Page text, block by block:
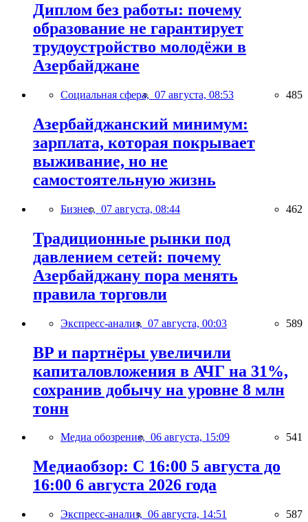
Диплом без работы: почему
образование не гарантирует
трудоустройство молодёжи в
Азербайджане
Социальная сфера, 07 августа, 08:53 485
Азербайджанский минимум:
зарплата, которая покрывает
выживание, но не
самостоятельную жизнь
Бизнес, 07 августа, 08:44 462
Традиционные рынки под
давлением сетей: почему
Азербайджану пора менять
правила торговли
Экспресс-анализ, 07 августа, 00:03 589
BP и партнёры увеличили
капиталовложения в АЧГ на 31%,
сохранив добычу на уровне 8 млн
тонн
Медиа обозрение, 06 августа, 15:09 541
Медиаобзор: С 16:00 5 августа до
16:00 6 августа 2026 года
Экспресс-анализ, 06 августа, 14:51 587